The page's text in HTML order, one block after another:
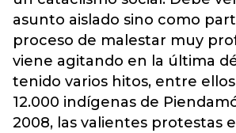
asunto aislado sino como
proceso de malestar muy
viene agitando en la última
tenido varios hitos, entre
12.000 indígenas de
2008, las valientes protestas